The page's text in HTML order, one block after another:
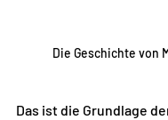
Die Geschichte von
Das ist die Grundlage